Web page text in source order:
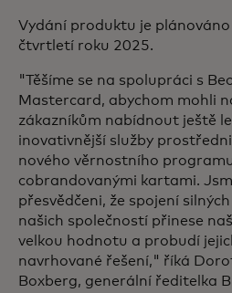
Vydání produktu je
čtvrtletí roku 2025.
"Těšíme se na spolupráci s
Mastercard, abychom mohli
zákazníkům nabídnout ještě
inovativnější služby
nového věrnostního
cobrandovanými kartami.
přesvědčeni, že spojení
našich společností přinese
velkou hodnotu a probudí
navrhované řešení," říká
Boxberg, generální ředitelka